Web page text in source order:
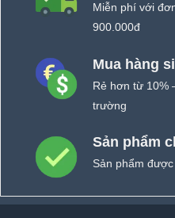
Miễn phí với
900.000đ
Mua hàng
Rẻ hơn từ 10%
trường
Sản phẩm
Sản phẩm